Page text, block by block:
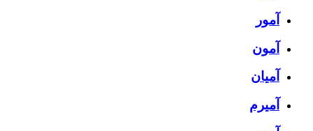
آمور
آمون
آمیان
آمیرم